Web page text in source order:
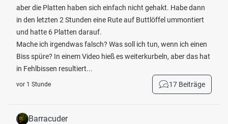
aber die Platten haben sich einfach nicht gehakt. Habe dann
in den letzten 2 Stunden eine Rute auf Buttlöffel ummontiert
und hatte 6 Platten darauf.
Mache ich irgendwas falsch? Was soll ich tun, wenn ich einen
Biss spüre? In einem Video hieß es weiterkurbeln, aber das hat
in Fehlbissen resultiert...
vor 1 Stunde 17 Beiträge
Barracuder